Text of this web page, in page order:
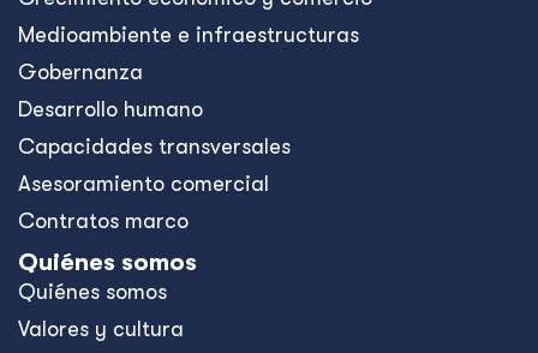
Medioambiente e infraestructuras
Gobernanza
Desarrollo humano
Capacidades transversales
Asesoramiento comercial
Contratos marco
Quiénes somos
Quiénes somos
Valores y cultura